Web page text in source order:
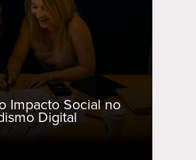
Impacto Social no
Digital